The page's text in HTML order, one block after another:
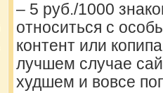
– 5 руб./1000
относиться с
контент или
лучшем случае
худшем и вовсе